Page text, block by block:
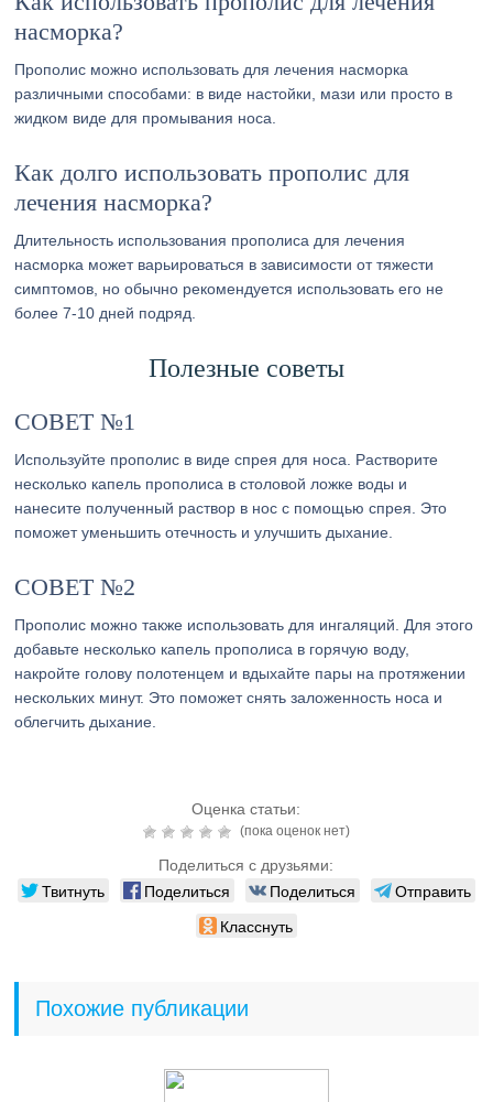
насморка?
Прополис можно использовать для лечения насморка
различными способами: в виде настойки, мази или просто в
жидком виде для промывания носа.
Как долго использовать прополис для
лечения насморка?
Длительность использования прополиса для лечения
насморка может варьироваться в зависимости от тяжести
симптомов, но обычно рекомендуется использовать его не
более 7-10 дней подряд.
Полезные советы
СОВЕТ №1
Используйте прополис в виде спрея для носа. Растворите
несколько капель прополиса в столовой ложке воды и
нанесите полученный раствор в нос с помощью спрея. Это
поможет уменьшить отечность и улучшить дыхание.
СОВЕТ №2
Прополис можно также использовать для ингаляций. Для этого
добавьте несколько капель прополиса в горячую воду,
накройте голову полотенцем и вдыхайте пары на протяжении
нескольких минут. Это поможет снять заложенность носа и
облегчить дыхание.
Оценка статьи:
(пока оценок нет)
Поделиться с друзьями:
Твитнуть Поделиться Поделиться
Отправить
Класснуть
Похожие публикации